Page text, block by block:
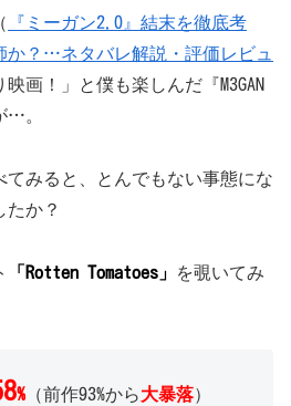
『ミーガン2.0』結末を徹底考
か？…ネタバレ解説・評価レビュ
画！」と僕も楽しんだ『M3GAN
…。
みると、とんでもない事態にな
たか？
「Rotten Tomatoes」
を覗いてみ
% （前作93%から大暴落）